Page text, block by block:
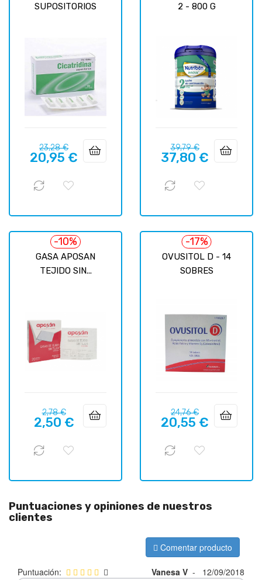
SUPOSITORIOS
Precio
regular
23,28 €Precio
20,95 €
2 - 800 G
Precio
regular
39,79 €Precio
37,80 €
GASA APOSAN
TEJIDO SIN...
-10%
Precio
regular
2,78 €Precio
2,50 €
OVUSITOL D - 14
SOBRES
-17%
Precio
regular
24,76 €Precio
20,55 €
Puntuaciones y opiniones de nuestros
clientes
Comentar producto
Puntuación: Vanesa V -
12/09/2018